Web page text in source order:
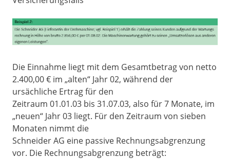
Die Einnahme liegt mit dem Gesamtbetrag von netto
2.400,00 € im „alten“ Jahr 02, während der
ursächliche Ertrag für den
Zeitraum 01.01.03 bis 31.07.03, also für 7 Monate, im
„neuen“ Jahr 03 liegt. Für den Zeitraum von sieben
Monaten nimmt die
Schneider AG eine passive Rechnungsabgrenzung
vor. Die Rechnungsabgrenzung beträgt: